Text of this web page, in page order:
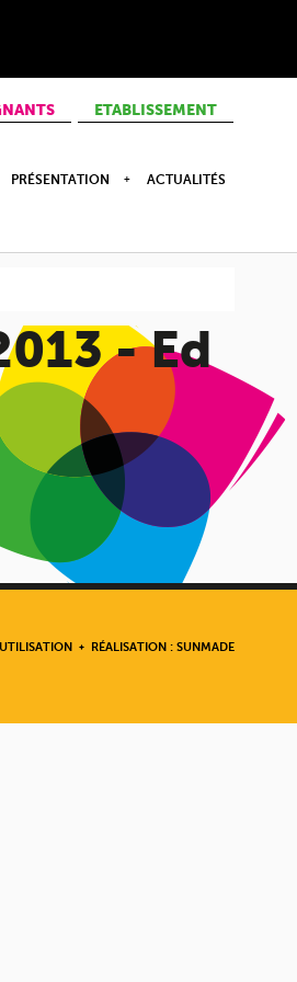
ETABLISSEMENT
PRÉSENTATION ACTUALITÉS
- Ed
RÉALISATION : SUNMADE